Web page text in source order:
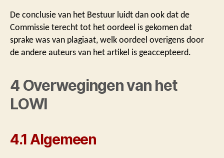
De conclusie van het Bestuur luidt dan ook dat de
Commissie terecht tot het oordeel is gekomen dat
sprake was van plagiaat, welk oordeel overigens door
de andere auteurs van het artikel is geaccepteerd.
4 Overwegingen van het
LOWI
4.1 Algemeen